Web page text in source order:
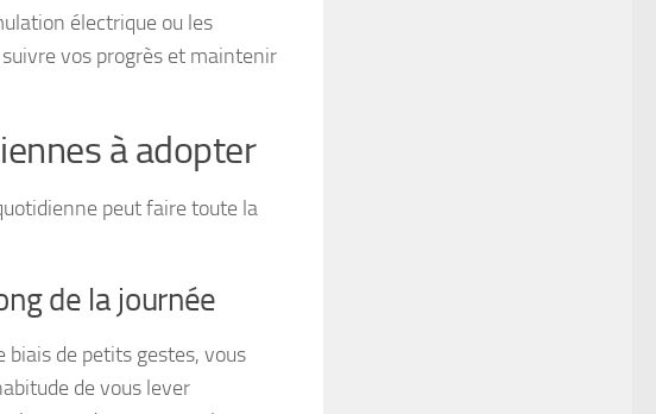
électrique ou les
vos progrès et maintenir
à adopter
peut faire toute la
de la journée
de petits gestes, vous
de vous lever